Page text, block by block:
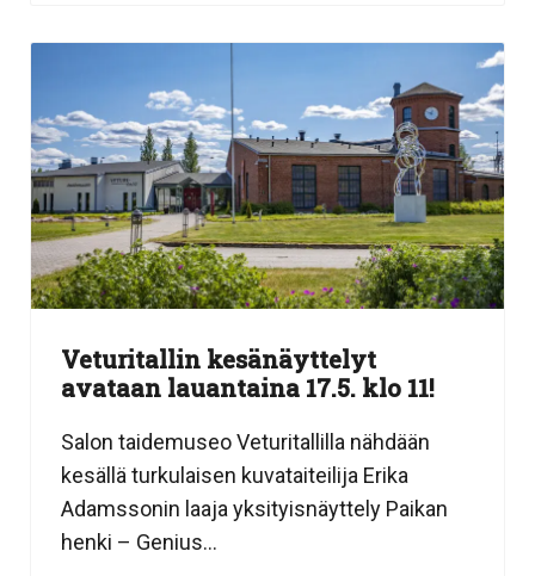
Veturitallin kesänäyttelyt
avataan lauantaina 17.5. klo 11!
Salon taidemuseo Veturitallilla nähdään
kesällä turkulaisen kuvataiteilija Erika
Adamssonin laaja yksityisnäyttely Paikan
henki – Genius...